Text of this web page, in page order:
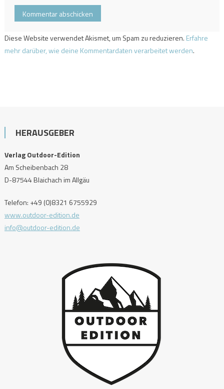
Diese Website verwendet Akismet, um Spam zu reduzieren. Erfahre
mehr darüber, wie deine Kommentardaten verarbeitet werden.
HERAUSGEBER
Verlag Outdoor-Edition
Am Scheibenbach 28
D-87544 Blaichach im Allgäu
Telefon: +49 (0)8321 6755929
www.outdoor-edition.de
info@outdoor-edition.de